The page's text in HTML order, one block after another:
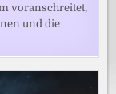
voranschreitet,
und die